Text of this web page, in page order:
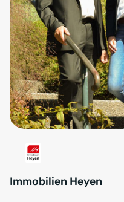
Immobilien Heyen